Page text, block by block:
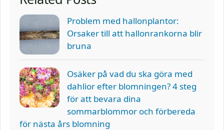
Problem med hallonplantor:
Orsaker till att hallonrankorna blir
bruna
Osäker på vad du ska göra med
dahlior efter blomningen? 4 steg
för att bevara dina
sommarblommor och förbereda
för nästa års blomning